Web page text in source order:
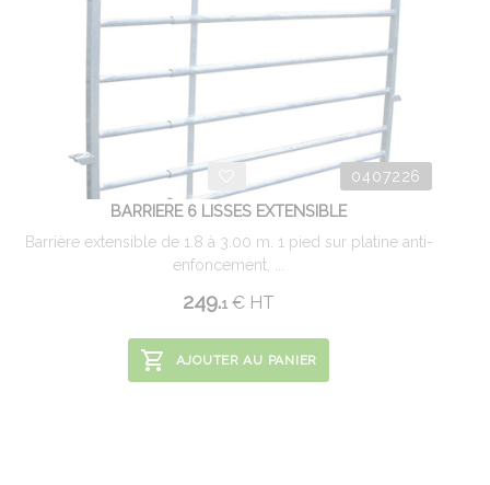
0407226
BARRIERE 6 LISSES EXTENSIBLE
Barrière extensible de 1.8 à 3.00 m. 1 pied sur platine anti-
enfoncement, ...
249.1 € HT
AJOUTER AU PANIER